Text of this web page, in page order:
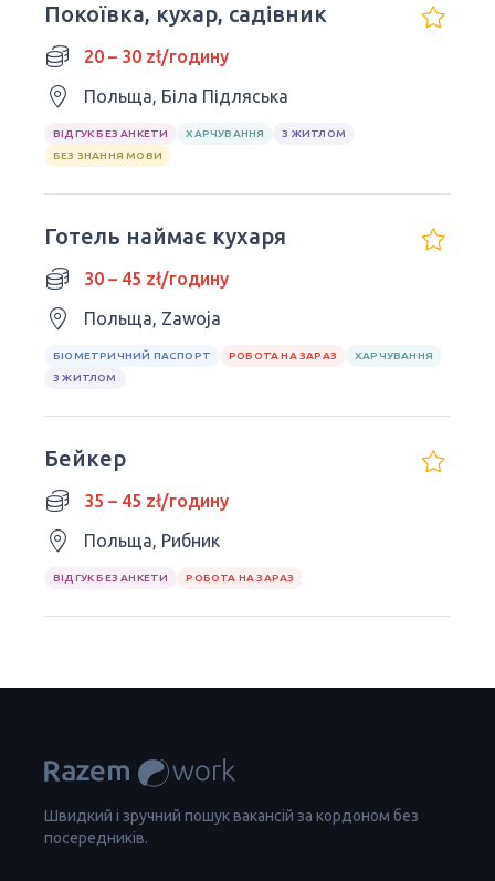
Покоївка, кухар, садівник
20 – 30 zł/годину
Польща, Біла Підляська
ВІДГУК БЕЗ АНКЕТИ ХАРЧУВАННЯ
З ЖИТЛОМ
БЕЗ ЗНАННЯ МОВИ
Готель наймає кухаря
30 – 45 zł/годину
Польща, Zawoja
БІОМЕТРИЧНИЙ ПАСПОРТ РОБОТА НА ЗАРАЗ
ХАРЧУВАННЯ
З ЖИТЛОМ
Бейкер
35 – 45 zł/годину
Польща, Рибник
ВІДГУК БЕЗ АНКЕТИ РОБОТА НА ЗАРАЗ
Швидкий і зручний пошук вакансій за кордоном без
посередників.